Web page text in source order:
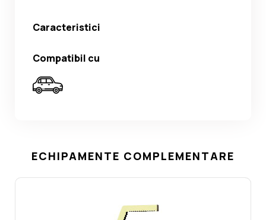
Caracteristici
Compatibil cu
ECHIPAMENTE COMPLEMENTARE